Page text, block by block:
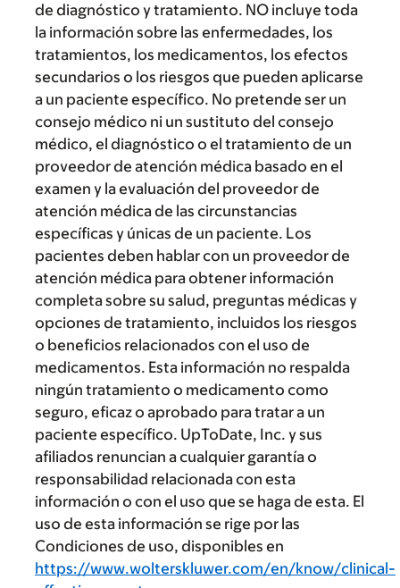
de diagnóstico y tratamiento. NO incluye toda
la información sobre las enfermedades, los
tratamientos, los medicamentos, los efectos
secundarios o los riesgos que pueden aplicarse
a un paciente específico. No pretende ser un
consejo médico ni un sustituto del consejo
médico, el diagnóstico o el tratamiento de un
proveedor de atención médica basado en el
examen y la evaluación del proveedor de
atención médica de las circunstancias
específicas y únicas de un paciente. Los
pacientes deben hablar con un proveedor de
atención médica para obtener información
completa sobre su salud, preguntas médicas y
opciones de tratamiento, incluidos los riesgos
o beneficios relacionados con el uso de
medicamentos. Esta información no respalda
ningún tratamiento o medicamento como
seguro, eficaz o aprobado para tratar a un
paciente específico. UpToDate, Inc. y sus
afiliados renuncian a cualquier garantía o
responsabilidad relacionada con esta
información o con el uso que se haga de esta. El
uso de esta información se rige por las
Condiciones de uso, disponibles en
https://www.wolterskluwer.com/en/know/clinical-